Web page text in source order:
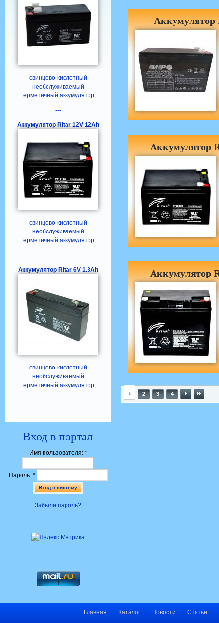
свинцово-кислотный
необслуживаемый
герметичный аккумулятор
---
Аккумулятор Ritar 12V 12Ah
свинцово-кислотный
необслуживаемый
герметичный аккумулятор
---
Аккумулятор Ritar 6V 1.3Ah
свинцово-кислотный
необслуживаемый
герметичный аккумулятор
---
Вход в портал
Имя пользователя: *
Пароль: *
Забыли пароль?
Аккумулятор
Аккумулятор
Аккумулятор
1 2 3 4
Главная Каталог Новости Статьи